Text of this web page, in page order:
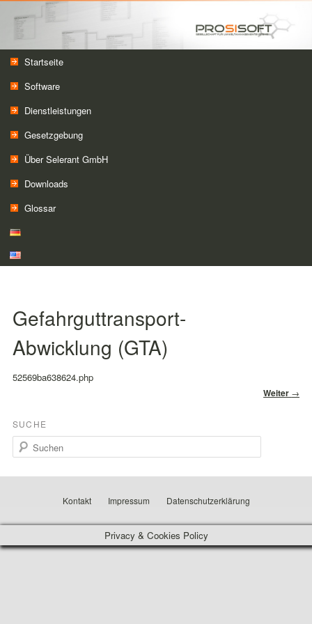
Trace one GmbH
Das Gefahrstoffmanagement für Microsoft Dynamics 365 Business Central
Hauptmenü
Zum Inhalt wechseln
Zum sekundären Inhalt wechseln
Startseite
Software
Dienstleistungen
Gesetzgebung
Über Selerant GmbH
Downloads
Glossar
Gefahrguttransport-
Abwicklung (GTA)
52569ba638624.php
Weiter →
SUCHE
Suchen
Kontakt Impressum Datenschutzerklärung
Privacy & Cookies Policy